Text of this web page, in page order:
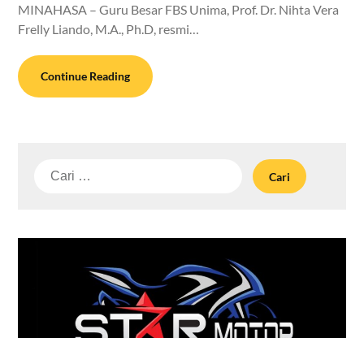
MINAHASA – Guru Besar FBS Unima, Prof. Dr. Nihta Vera
Frelly Liando, M.A., Ph.D, resmi…
Continue Reading
Cari